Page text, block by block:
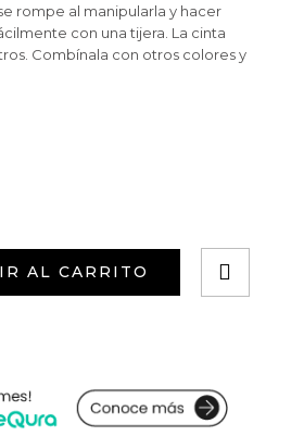
rompe al manipularla y hacer
con una tijera. La cinta
Combínala con otros colores y
AL CARRITO